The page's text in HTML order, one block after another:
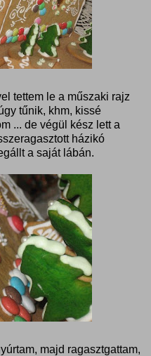
tettem le a műszaki rajz
tűnik, khm, kissé
... de végül kész lett a
házikó
a saját lábán.
majd ragasztgattam,